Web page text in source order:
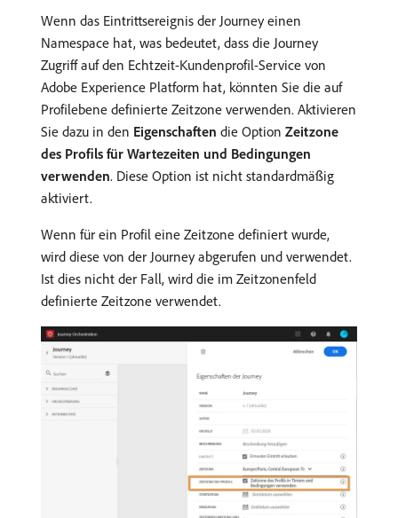
Wenn das Eintrittsereignis der Journey einen
Namespace hat, was bedeutet, dass die Journey
Zugriff auf den Echtzeit-Kundenprofil-Service von
Adobe Experience Platform hat, könnten Sie die auf
Profilebene definierte Zeitzone verwenden. Aktivieren
Sie dazu in den Eigenschaften die Option Zeitzone
des Profils für Wartezeiten und Bedingungen
verwenden. Diese Option ist nicht standardmäßig
aktiviert.
Wenn für ein Profil eine Zeitzone definiert wurde,
wird diese von der Journey abgerufen und verwendet.
Ist dies nicht der Fall, wird die im Zeitzonenfeld
definierte Zeitzone verwendet.